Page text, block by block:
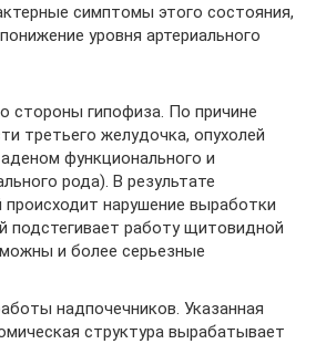
симптомы этого состояния,
уровня артериального
стороны гипофиза. По причине
третьего желудочка, опухолей
функционального и
рода). В результате
происходит нарушение выработки
подстегивает работу щитовидной
и более серьезные
надпочечников. Указанная
структура вырабатывает